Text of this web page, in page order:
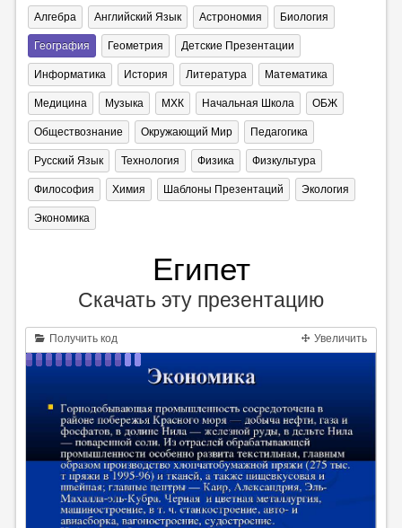
Алгебра Английский Язык Астрономия Биология
География Геометрия Детские Презентации
Информатика История Литература Математика
Медицина Музыка МХК Начальная Школа ОБЖ
Обществознание Окружающий Мир Педагогика
Русский Язык Технология Физика Физкультура
Философия Химия Шаблоны Презентаций Экология
Экономика
Египет
Скачать эту презентацию
Получить код Увеличить